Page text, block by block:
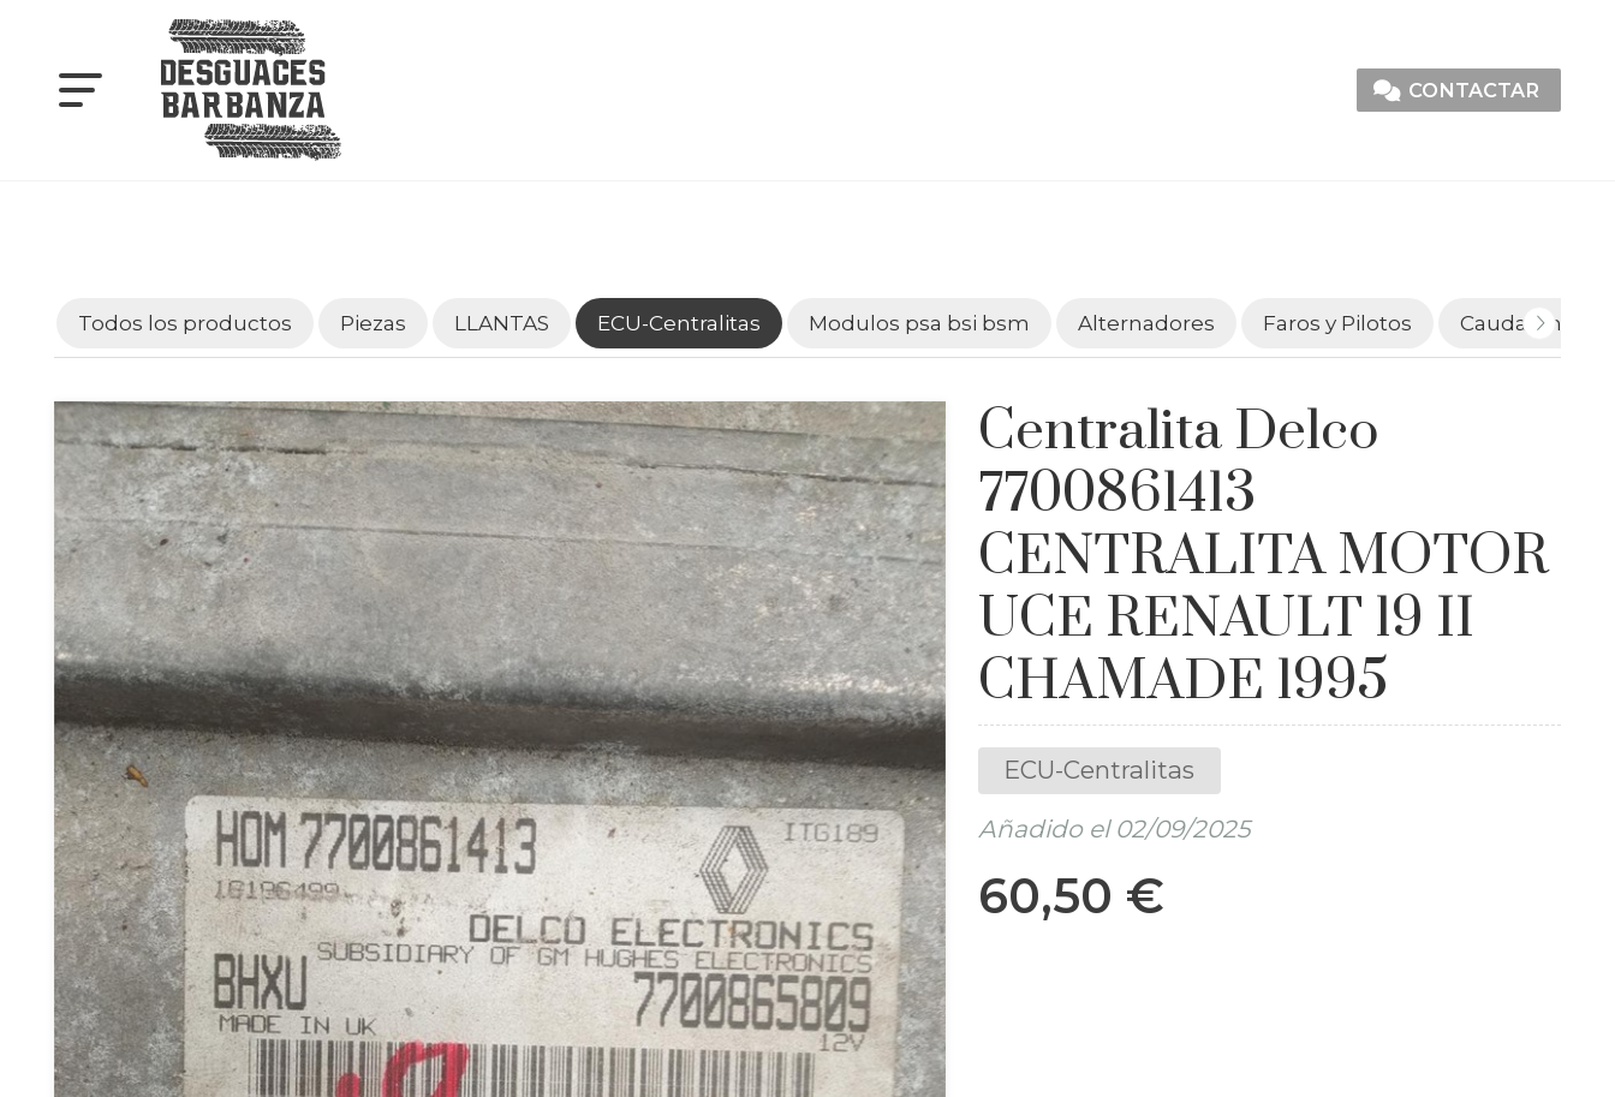
CONTACTAR
Todos los productos Piezas LLANTAS ECU-Centralitas Modulos psa bsi bsm Alternadores Faros y Pilotos Caudalímetros
Centralita Delco
7700861413
CENTRALITA MOTOR
UCE RENAULT 19 II
CHAMADE 1995
ECU-Centralitas
Añadido el 02/09/2025
60,50 €